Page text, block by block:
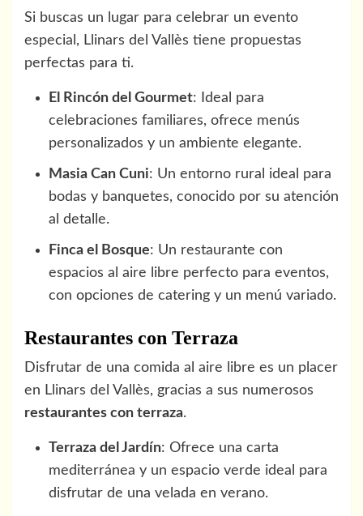
Si buscas un lugar para celebrar un evento
especial, Llinars del Vallès tiene propuestas
perfectas para ti.
El Rincón del Gourmet: Ideal para
celebraciones familiares, ofrece menús
personalizados y un ambiente elegante.
Masia Can Cuni: Un entorno rural ideal para
bodas y banquetes, conocido por su atención
al detalle.
Finca el Bosque: Un restaurante con
espacios al aire libre perfecto para eventos,
con opciones de catering y un menú variado.
Restaurantes con Terraza
Disfrutar de una comida al aire libre es un placer
en Llinars del Vallès, gracias a sus numerosos
restaurantes con terraza.
Terraza del Jardín: Ofrece una carta
mediterránea y un espacio verde ideal para
disfrutar de una velada en verano.